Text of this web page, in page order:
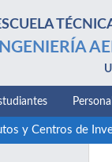
INGENIERÍA
Personal
y Centros de